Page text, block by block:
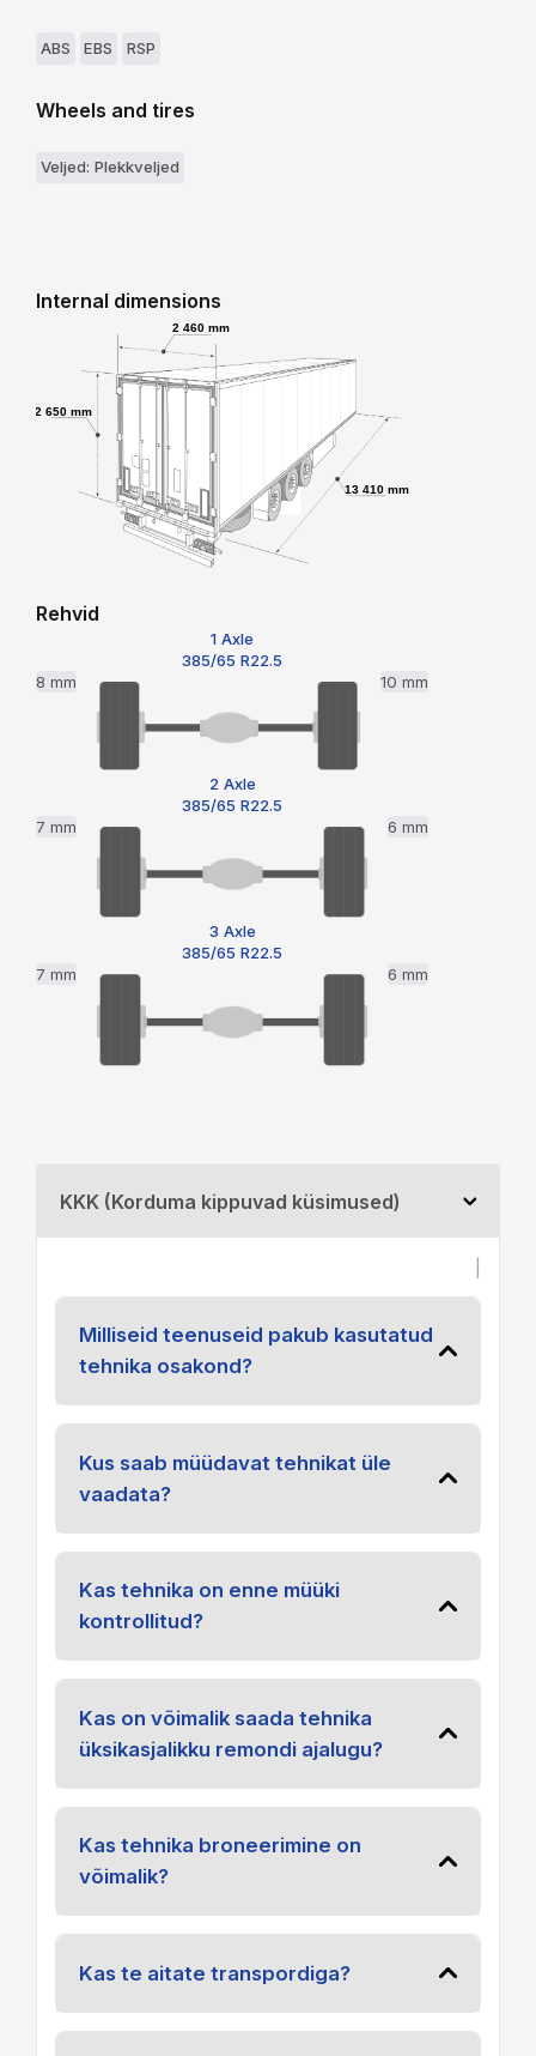
ABS EBS RSP
Wheels and tires
Veljed: Plekkveljed
Internal dimensions
2 460 mm
2 650 mm
13 410 mm
Rehvid
1 Axle
385/65 R22.5
8 mm
10 mm
2 Axle
385/65 R22.5
7 mm
6 mm
3 Axle
385/65 R22.5
7 mm
6 mm
KKK (Korduma kippuvad küsimused)
Milliseid teenuseid pakub kasutatud
tehnika osakond?
Kus saab müüdavat tehnikat üle
vaadata?
Kas tehnika on enne müüki
kontrollitud?
Kas on võimalik saada tehnika
üksikasjalikku remondi ajalugu?
Kas tehnika broneerimine on
võimalik?
Kas te aitate transpordiga?